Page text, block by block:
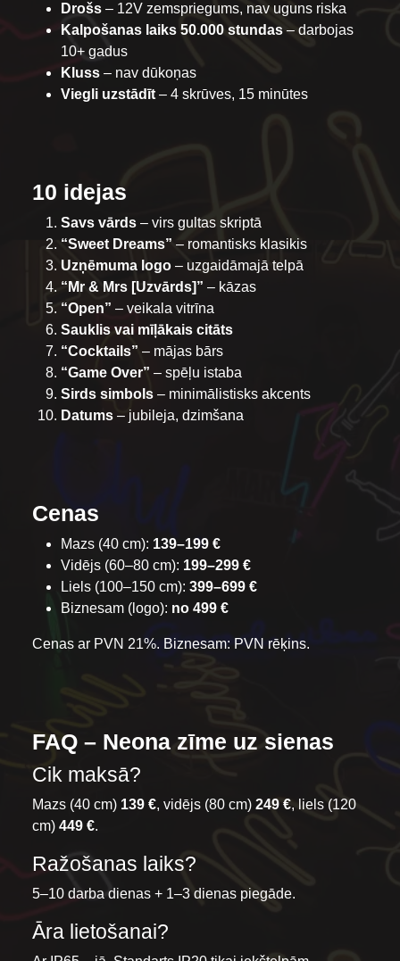
Drošs – 12V zemspriegums, nav uguns riska
Kalpošanas laiks 50.000 stundas – darbojas
10+ gadus
Kluss – nav dūkoņas
Viegli uzstādīt– 4 skrūves, 15 minūtes
10 idejas
Savs vārds – virs gultas skriptā
“Sweet Dreams” – romantisks klasikis
Uzņēmuma logo – uzgaidāmajā telpā
“Mr & Mrs [Uzvārds]” – kāzas
“Open” – veikala vitrīna
Sauklis vai mīļākais citāts
“Cocktails” – mājas bārs
“Game Over” – spēļu istaba
Sirds simbols – minimālistisks akcents
Datums – jubileja, dzimšana
Cenas
Mazs (40 cm): 139–199 €
Vidējs (60–80 cm): 199–299 €
Liels (100–150 cm): 399–699 €
Biznesam (logo): no 499 €
Cenas ar PVN 21%. Biznesam: PVN rēķins.
FAQ – Neona zīme uz sienas
Cik maksā?
Mazs (40 cm) 139 €, vidējs (80 cm) 249 €, liels (120
cm) 449 €.
Ražošanas laiks?
5–10 darba dienas + 1–3 dienas piegāde.
Āra lietošanai?